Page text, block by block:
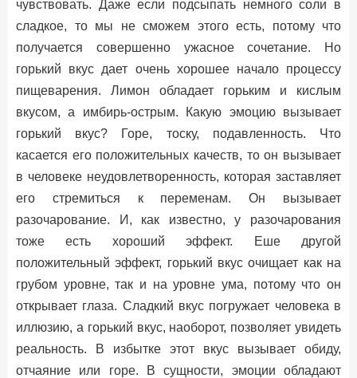
чувствовать. Даже если подсыпать немного соли в
сладкое, то мы не сможем этого есть, потому что
получается совершенно ужасное сочетание. Но
горький вкус дает очень хорошее начало процессу
пищеварения. Лимон обладает горьким и кислым
вкусом, а имбирь-острым. Какую эмоцию вызывает
горький вкус? Горе, тоску, подавленность. Что
касается его положительных качеств, то он вызывает
в человеке неудовлетворенность, которая заставляет
его стремиться к переменам. Он вызывает
разочарование. И, как известно, у разочарования
тоже есть хороший эффект. Еше другой
положительный эффект, горький вкус очищает как на
грубом уровне, так и на уровне ума, потому что он
открывает глаза. Сладкий вкус погружает человека в
иллюзию, а горький вкус, наоборот, позволяет увидеть
реальность. В избытке этот вкус вызывает обиду,
отчаяние или горе. В сущности, эмоции обладают